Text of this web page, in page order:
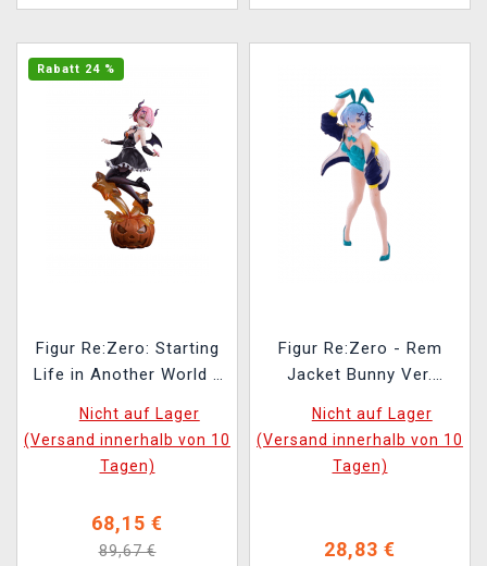
Rabatt 24 %
Figur Re:Zero: Starting
Life in Another World -
Wizard (Kadokawa) (26
cm)
Nicht auf Lager
(Versand innerhalb von 10
Tagen)
68,15 €
89,67 €
Figur Re:Zero - Rem
Jacket Bunny Ver.
Nicht auf Lager
(Versand innerhalb von 10
Tagen)
28,83 €